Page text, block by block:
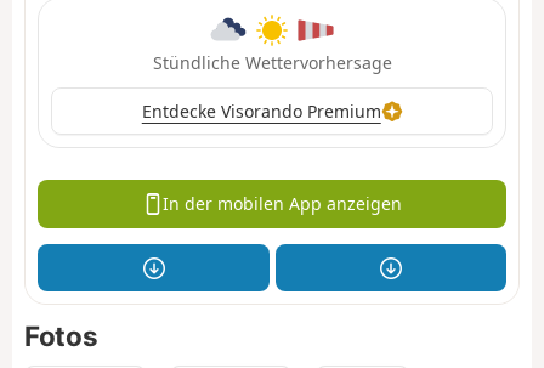
Stündliche Wettervorhersage
Entdecke Visorando Premium
In der mobilen App anzeigen
Fotos